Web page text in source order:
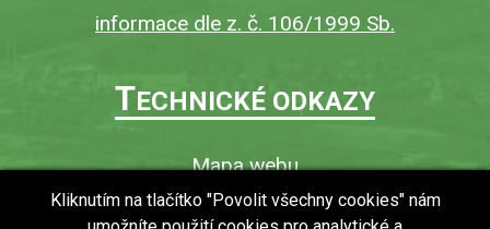
informace dle z. č. 106/1999 Sb.
TECHNICKÉ ODKAZY
Mapa webu
O webu
Kliknutím na tlačítko "Povolit všechny cookies" nám